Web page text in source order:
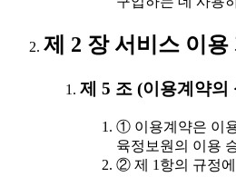
제 2 장 서비스 이용
제 5 조 (이용계약의
① 이용계약은 이
육정보원의 이용
② 제 1항의 규정